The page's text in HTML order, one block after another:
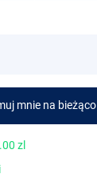
mnie na bieżąco
zl